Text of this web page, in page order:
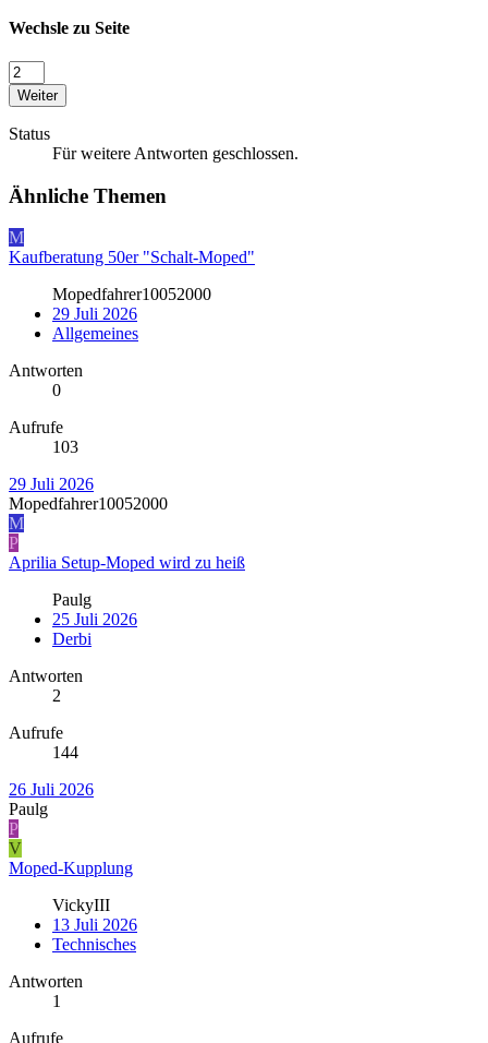
Wechsle zu Seite
Weiter
Status
Für weitere Antworten geschlossen.
Ähnliche Themen
M
Kaufberatung 50er "Schalt-Moped"
Mopedfahrer10052000
29 Juli 2026
Allgemeines
Antworten
0
Aufrufe
103
29 Juli 2026
Mopedfahrer10052000
M
P
Aprilia Setup-Moped wird zu heiß
Paulg
25 Juli 2026
Derbi
Antworten
2
Aufrufe
144
26 Juli 2026
Paulg
P
V
Moped-Kupplung
VickyIII
13 Juli 2026
Technisches
Antworten
1
Aufrufe